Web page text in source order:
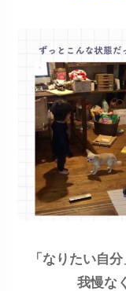
「なりたい自
我慢な